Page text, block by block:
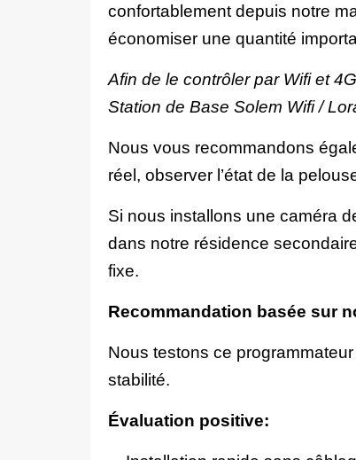
confortablement depuis notre
économiser une quantité
Afin de le contrôler par Wifi et
Station de Base Solem Wifi /
Nous vous recommandons
réel, observer l’état de la
Si nous installons une caméra
dans notre résidence
fixe.
Recommandation basée sur
Nous testons ce
stabilité.
Évaluation positive: